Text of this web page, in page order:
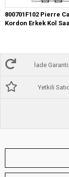
800701F102 Pierre
Kordon Erkek Kol
İade
Yetkili